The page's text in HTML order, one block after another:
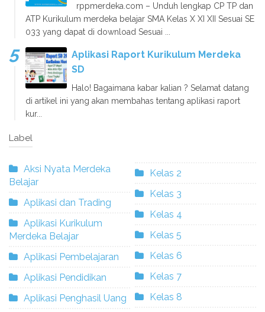
rppmerdeka.com – Unduh lengkap CP TP dan
ATP Kurikulum merdeka belajar SMA Kelas X XI XII Sesuai SE
033 yang dapat di download Sesuai ...
Aplikasi Raport Kurikulum Merdeka
SD
Halo! Bagaimana kabar kalian ? Selamat datang
di artikel ini yang akan membahas tentang aplikasi raport
kur...
Label
Aksi Nyata Merdeka
Belajar
Aplikasi dan Trading
Aplikasi Kurikulum
Merdeka Belajar
Aplikasi Pembelajaran
Aplikasi Pendidikan
Aplikasi Penghasil Uang
Kelas 2
Kelas 3
Kelas 4
Kelas 5
Kelas 6
Kelas 7
Kelas 8